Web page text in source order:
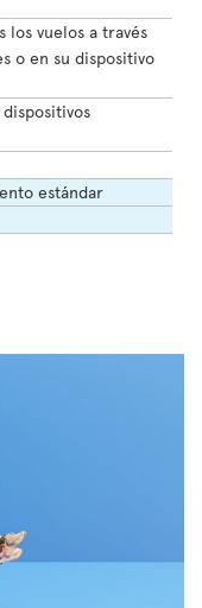
vuelos a través
o en su dispositivo
estándar